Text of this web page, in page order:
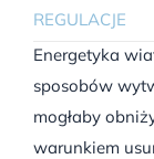
REGULACJE
Energetyka
sposobów
mogłaby
warunkiem